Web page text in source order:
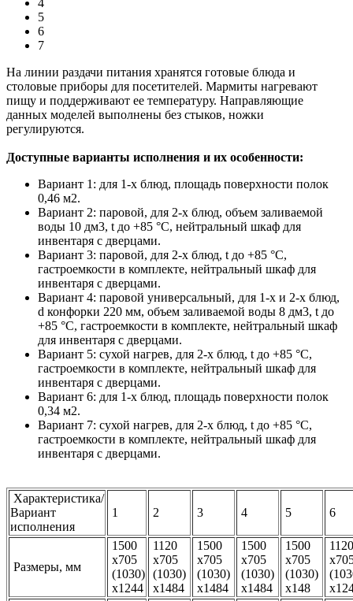
5
6
7
На линии раздачи питания хранятся готовые блюда и
столовые приборы для посетителей. Мармиты нагревают
пищу и поддерживают ее температуру. Направляющие
данных моделей выполнены без стыков, ножки
регулируются.
Доступные варианты исполнения и их особенности:
Вариант 1: для 1-х блюд, площадь поверхности полок
0,46 м2.
Вариант 2: паровой, для 2-х блюд, объем заливаемой
воды 10 дм3, t до +85 °С, нейтральный шкаф для
инвентаря с дверцами.
Вариант 3: паровой, для 2-х блюд, t до +85 °С,
гастроемкости в комплекте, нейтральный шкаф для
инвентаря с дверцами.
Вариант 4: паровой универсальный, для 1-х и 2-х блюд,
d конфорки 220 мм, объем заливаемой воды 8 дм3, t до
+85 °С, гастроемкости в комплекте, нейтральный шкаф
для инвентаря с дверцами.
Вариант 5: сухой нагрев, для 2-х блюд, t до +85 °С,
гастроемкости в комплекте, нейтральный шкаф для
инвентаря с дверцами.
Вариант 6: для 1-х блюд, площадь поверхности полок
0,34 м2.
Вариант 7: сухой нагрев, для 2-х блюд, t до +85 °С,
гастроемкости в комплекте, нейтральный шкаф для
инвентаря с дверцами.
Характеристика/
Вариант
исполнения
1 2 3 4 5 6
Размеры, мм
1500
x705
(1030)
х1244
1120
x705
(1030)
x1484
1500
x705
(1030)
x1484
1500
x705
(1030)
x1484
1500
x705
(1030)
x148